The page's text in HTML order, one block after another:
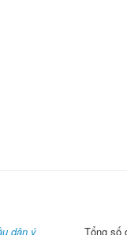
dân ý
Tổng số